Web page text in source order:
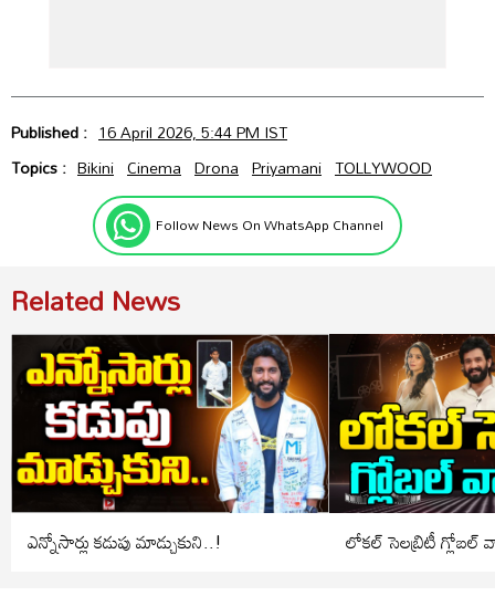
Published : 16 April 2026, 5:44 PM IST
Topics : Bikini Cinema Drona Priyamani TOLLYWOOD
Follow News On WhatsApp Channel
Related News
ఎన్నోసార్లు కడుపు మాడ్చుకుని..! లోకల్ సెలబ్రిటీ గ్లోబల్